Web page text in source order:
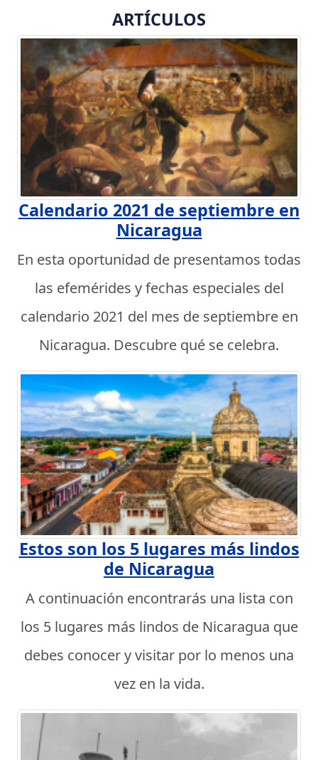
ARTÍCULOS
Calendario 2021 de septiembre en
Nicaragua
En esta oportunidad de presentamos todas
las efemérides y fechas especiales del
calendario 2021 del mes de septiembre en
Nicaragua. Descubre qué se celebra.
Estos son los 5 lugares más lindos
de Nicaragua
A continuación encontrarás una lista con
los 5 lugares más lindos de Nicaragua que
debes conocer y visitar por lo menos una
vez en la vida.